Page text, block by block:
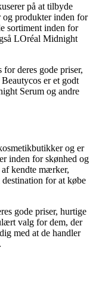
på at tilbyde
produkter inden for
sortiment inden for
LOréal Midnight
deres gode priser,
er et godt
Serum og andre
og er
inden for skønhed og
kendte mærker,
for at købe
gode priser, hurtige
valg for dem, der
med at de handler